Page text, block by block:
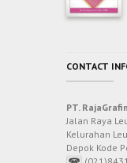
CONTACT
PT.
Jalan Raya
Kelurahan
Depok Kode